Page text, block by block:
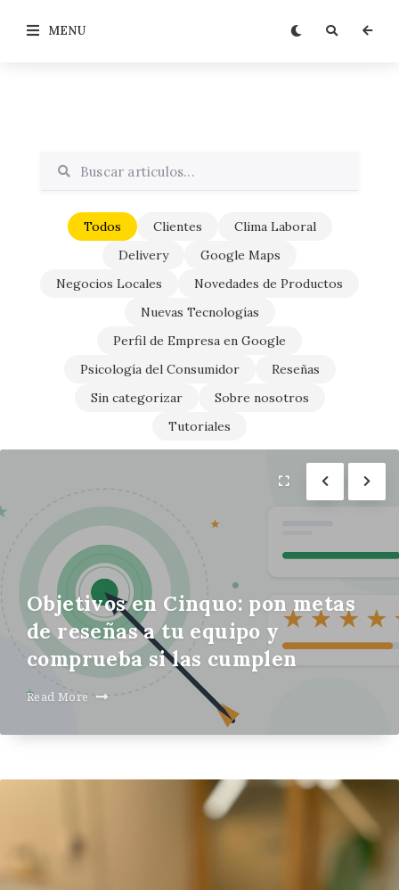
MENU
Todos Clientes
Clima Laboral
Delivery
Google Maps
Negocios Locales
Novedades de Productos
Nuevas Tecnologías
Perfil de Empresa en Google
Psicología del Consumidor
Reseñas
Sin categorizar
Sobre nosotros
Tutoriales
Objetivos en Cinquo: pon metas
de reseñas a tu equipo y
comprueba si las cumplen
Read More